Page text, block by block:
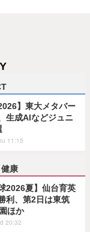
】東大メタバー
生成AIなどジュニ
11:15
康
2026夏】仙台育英
利、第2日は東筑
ほか
20:32